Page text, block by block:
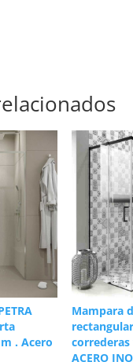
. Acero
Mampara
ACERO